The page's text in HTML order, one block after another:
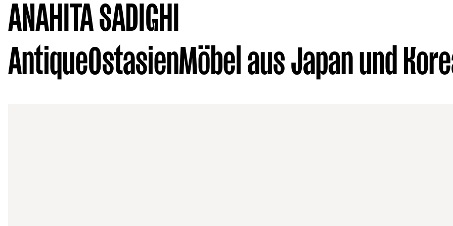
ANAHITA SADIGHI
AntiqueOstasienMöbel aus Japan und